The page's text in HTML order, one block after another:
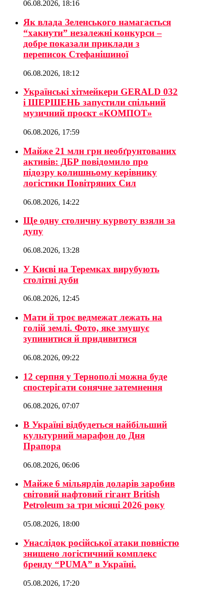
06.08.2026, 18:16
Як влада Зеленського намагається
“хакнути” незалежні конкурси –
добре показали приклади з
переписок Стефанішиної
06.08.2026, 18:12
Українські хітмейкери GERALD 032
і ШЕРШЕНЬ запустили спільний
музичний проєкт «КОМПОТ»
06.08.2026, 17:59
Майже 21 млн грн необґрунтованих
активів: ДБР повідомило про
підозру колишньому керівнику
логістики Повітряних Сил
06.08.2026, 14:22
Ще одну столичну курвоту взяли за
дупу
06.08.2026, 13:28
У Києві на Теремках вирубують
столітні дуби
06.08.2026, 12:45
Мати й троє ведмежат лежать на
голій землі. Фото, яке змушує
зупинитися й придивитися
06.08.2026, 09:22
12 серпня у Тернополі можна буде
спостерігати сонячне затемнення
06.08.2026, 07:07
В Україні відбудеться найбільший
культурний марафон до Дня
Прапора
06.08.2026, 06:06
Майже 6 мільярдів доларів заробив
світовий нафтовий гігант British
Petroleum за три місяці 2026 року
05.08.2026, 18:00
Унаслідок російської атаки повністю
знищено логістичний комплекс
бренду “PUMA” в Україні.
05.08.2026, 17:20